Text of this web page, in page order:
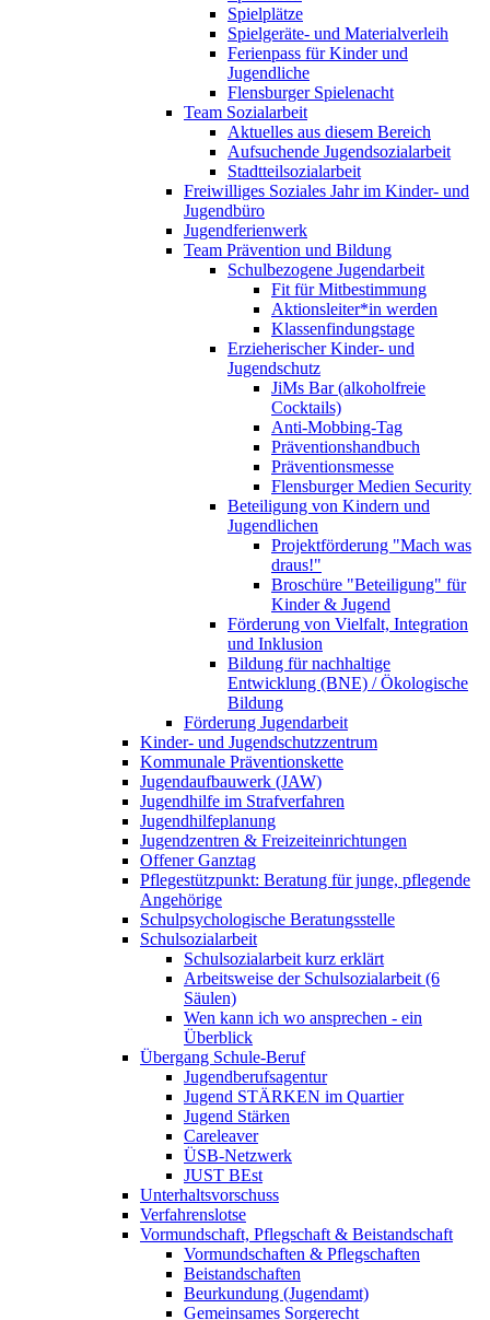
Spielplätze
Spielgeräte- und Materialverleih
Ferienpass für Kinder und
Jugendliche
Flensburger Spielenacht
Team Sozialarbeit
Aktuelles aus diesem Bereich
Aufsuchende Jugendsozialarbeit
Stadtteilsozialarbeit
Freiwilliges Soziales Jahr im Kinder- und
Jugendbüro
Jugendferienwerk
Team Prävention und Bildung
Schulbezogene Jugendarbeit
Fit für Mitbestimmung
Aktionsleiter*in werden
Klassenfindungstage
Erzieherischer Kinder- und
Jugendschutz
JiMs Bar (alkoholfreie
Cocktails)
Anti-Mobbing-Tag
Präventionshandbuch
Präventionsmesse
Flensburger Medien Security
Beteiligung von Kindern und
Jugendlichen
Projektförderung "Mach was
draus!"
Broschüre "Beteiligung" für
Kinder & Jugend
Förderung von Vielfalt, Integration
und Inklusion
Bildung für nachhaltige
Entwicklung (BNE) / Ökologische
Bildung
Förderung Jugendarbeit
Kinder- und Jugendschutzzentrum
Kommunale Präventionskette
Jugendaufbauwerk (JAW)
Jugendhilfe im Strafverfahren
Jugendhilfeplanung
Jugendzentren & Freizeiteinrichtungen
Offener Ganztag
Pflegestützpunkt: Beratung für junge, pflegende
Angehörige
Schulpsychologische Beratungsstelle
Schulsozialarbeit
Schulsozialarbeit kurz erklärt
Arbeitsweise der Schulsozialarbeit (6
Säulen)
Wen kann ich wo ansprechen - ein
Überblick
Übergang Schule-Beruf
Jugendberufsagentur
Jugend STÄRKEN im Quartier
Jugend Stärken
Careleaver
ÜSB-Netzwerk
JUST BEst
Unterhaltsvorschuss
Verfahrenslotse
Vormundschaft, Pflegschaft & Beistandschaft
Vormundschaften & Pflegschaften
Beistandschaften
Beurkundung (Jugendamt)
Gemeinsames Sorgerecht